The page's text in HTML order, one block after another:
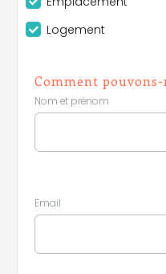
Logement
Comment
Nom et prénom
Email